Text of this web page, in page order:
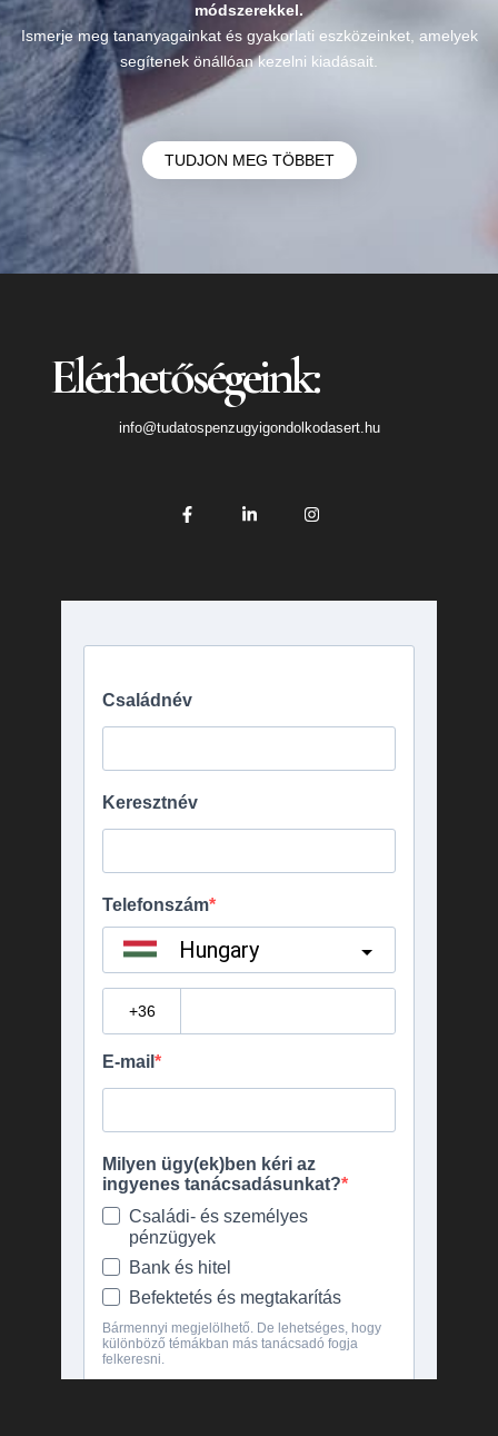
módszerekkel.
Ismerje meg tananyagainkat és gyakorlati eszközeinket, amelyek
segítenek önállóan kezelni kiadásait.
TUDJON MEG TÖBBET
Elérhetőségeink:
info@tudatospenzugyigondolkodasert.hu